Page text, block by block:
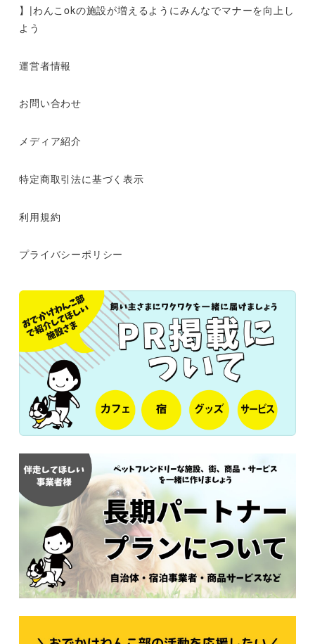
】|わんこokの施設が増えるようにみんなでマナーを向上し
よう
運営者情報
お問い合わせ
メディア紹介
特定商取引法に基づく表示
利用規約
プライバシーポリシー